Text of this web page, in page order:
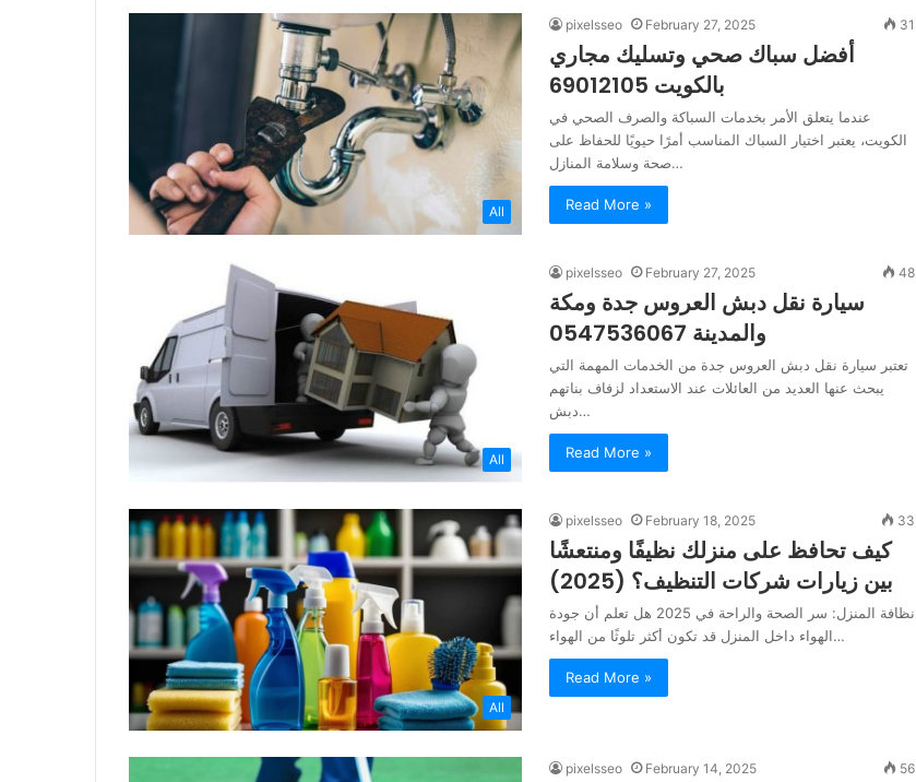
All
pixelsseo February 27, 2025 31
أفضل سباك صحي وتسليك مجاري
بالكويت 69012105
عندما يتعلق الأمر بخدمات السباكة والصرف الصحي في
الكويت، يعتبر اختيار السباك المناسب أمرًا حيويًا للحفاظ على
صحة وسلامة المنازل…
Read More »
All
pixelsseo February 27, 2025 48
سيارة نقل دبش العروس جدة ومكة
والمدينة 0547536067
تعتبر سيارة نقل دبش العروس جدة من الخدمات المهمة التي
يبحث عنها العديد من العائلات عند الاستعداد لزفاف بناتهم
دبش…
Read More »
All
pixelsseo February 18, 2025 33
كيف تحافظ على منزلك نظيفًا ومنتعشًا
بين زيارات شركات التنظيف؟ (2025)
نظافة المنزل: سر الصحة والراحة في 2025 هل تعلم أن جودة
الهواء داخل المنزل قد تكون أكثر تلوثًا من الهواء…
Read More »
pixelsseo February 14, 2025 56